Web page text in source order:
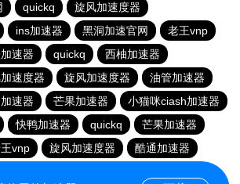
quickq
旋风加速度器
ins加速器 黑洞加速官网
老王vnp
速器 quickq
西柚加速器
速度器 旋风加速度器
油管加速器
速器 芒果加速器
小猫咪ciash加速器
快鸭加速器 quickq
芒果加速器
vnp 旋风加速度器
酷通加速器